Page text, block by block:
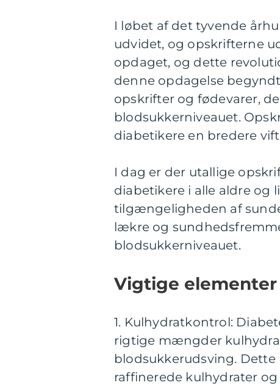
I løbet af det tyvende
udvidet, og opskrifterne
opdaget, og dette
denne opdagelse
opskrifter og fødevarer,
blodsukkerniveauet.
diabetikere en bredere
I dag er der utallige
diabetikere i alle aldre og
tilgængeligheden af
lækre og
blodsukkerniveauet.
Vigtige
1. Kulhydratkontrol:
rigtige mængder
blodsukkerudsving.
raffinerede kulhydrater